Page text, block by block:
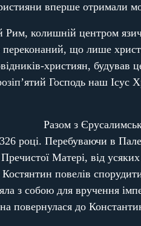
вперше отримали
Рим, колишній центром
що лише
християн,
Господь наш
Разом з
Перебуваючи в
Матері, від
повелів
з собою для вручення
повернулася до